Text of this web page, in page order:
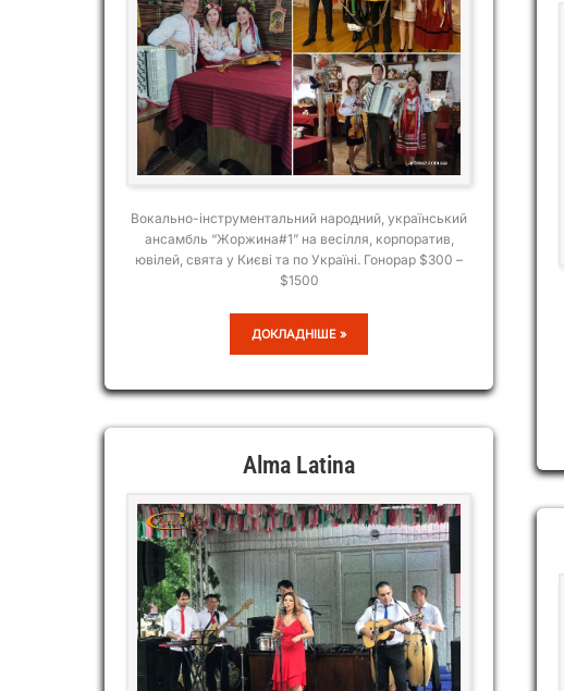
Вокально-інструментальний народний, український
ансамбль “Жоржина#1” на весілля, корпоратив,
ювілей, свята у Києві та по Україні. Гонорар $300 –
$1500
ЖОРЖИНА#1
ДОКЛАДНІШЕ »
Alma Latina